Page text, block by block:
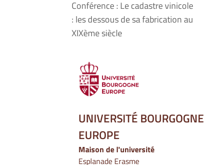
Conférence : Le cadastre vinicole
: les dessous de sa fabrication au
XIXème siècle
UNIVERSITÉ BOURGOGNE
EUROPE
Maison de l'université
Esplanade Erasme